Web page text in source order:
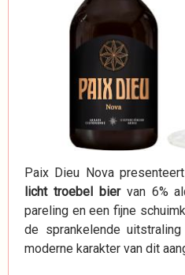
Paix Dieu Nova
licht troebel biervan 6%
pareling en een fijne
de sprankelende
moderne karakter van dit